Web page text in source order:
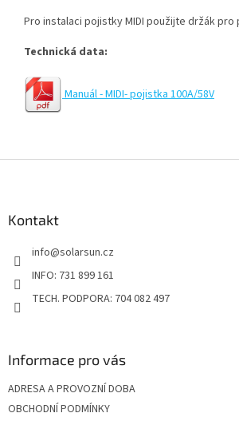
Pro instalaci pojistky MIDI použijte držák pro
Technická data:
Manuál - MIDI- pojistka 100A/58V
Kontakt
info@solarsun.cz
INFO: 731 899 161
TECH. PODPORA: 704 082 497
Informace pro vás
ADRESA A PROVOZNÍ DOBA
OBCHODNÍ PODMÍNKY